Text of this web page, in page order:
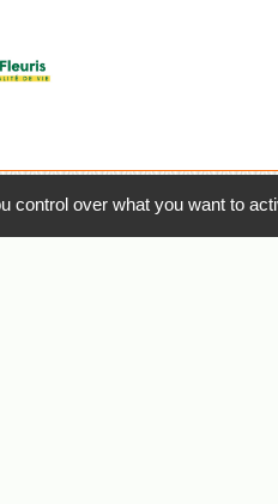
control over what you want to